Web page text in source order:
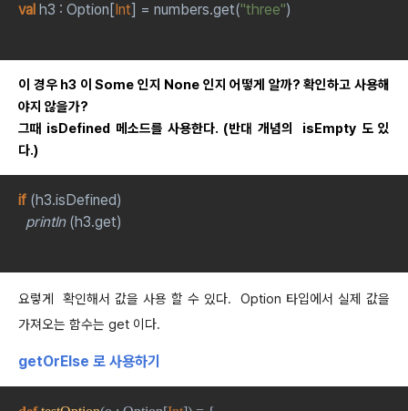
val h3 : Option[Int] = numbers.get("three")
이 경우 h3 이 Some 인지 None 인지 어떻게 알까? 확인하고 사용해
야지 않을가?
그때 isDefined 메소드를 사용한다. (반대 개념의 isEmpty 도 있
다.)
if (h3.isDefined)
println (h3.get)
요렇게 확인해서 값을 사용 할 수 있다. Option 타입에서 실제 값을
가져오는 함수는 get 이다.
getOrElse 로 사용하기